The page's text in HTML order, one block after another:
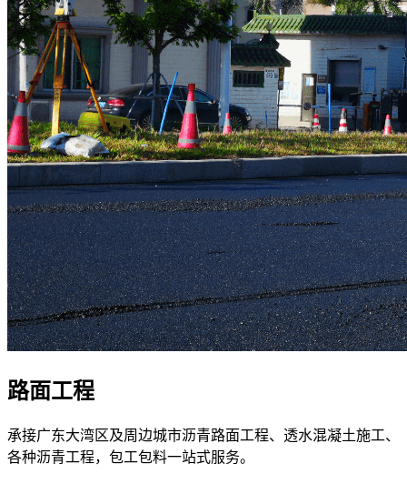
路面工程
承接广东大湾区及周边城市沥青路面工程、透水混凝土施工、
各种沥青工程，包工包料一站式服务。